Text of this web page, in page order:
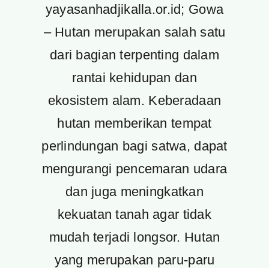
yayasanhadjikalla.or.id; Gowa
– Hutan merupakan salah satu
dari bagian terpenting dalam
rantai kehidupan dan
ekosistem alam. Keberadaan
hutan memberikan tempat
perlindungan bagi satwa, dapat
mengurangi pencemaran udara
dan juga meningkatkan
kekuatan tanah agar tidak
mudah terjadi longsor. Hutan
yang merupakan paru-paru